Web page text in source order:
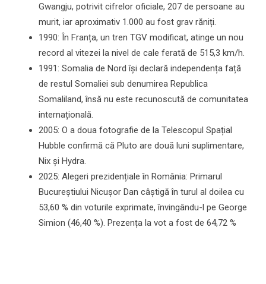
Gwangju, potrivit cifrelor oficiale, 207 de persoane au
murit, iar aproximativ 1.000 au fost grav răniți.
1990: În Franța, un tren TGV modificat, atinge un nou
record al vitezei la nivel de cale ferată de 515,3 km/h.
1991: Somalia de Nord își declară independența față
de restul Somaliei sub denumirea Republica
Somaliland, însă nu este recunoscută de comunitatea
internațională.
2005: O a doua fotografie de la Telescopul Spațial
Hubble confirmă că Pluto are două luni suplimentare,
Nix și Hydra.
2025: Alegeri prezidențiale în România: Primarul
Bucureștiului Nicușor Dan câștigă în turul al doilea cu
53,60 % din voturile exprimate, învingându-l pe George
Simion (46,40 %). Prezența la vot a fost de 64,72 %